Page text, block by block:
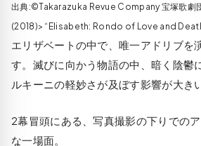
出典:©Takarazuka Revue Company 宝塚歌劇
(2018)> “Elisabeth: Rondo of Love and
エリザベートの中で、唯一アドリブを
す。滅びに向かう物語の中、暗く陰鬱
ルキーニの軽妙さが及ぼす影響が大き
2幕冒頭にある、写真撮影の下りでの
な一場面。